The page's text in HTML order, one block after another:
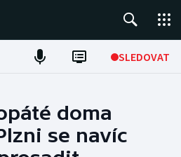
SLEDOVAT
doma
se navíc